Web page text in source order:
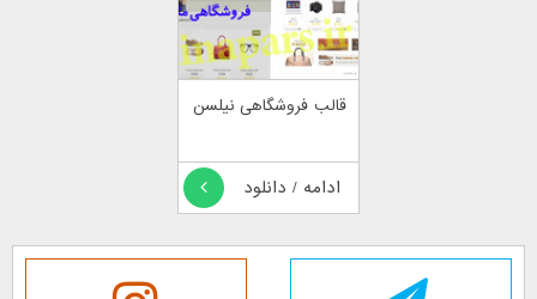
قالب فروشگاهی نیلسن
ادامه / دانلود